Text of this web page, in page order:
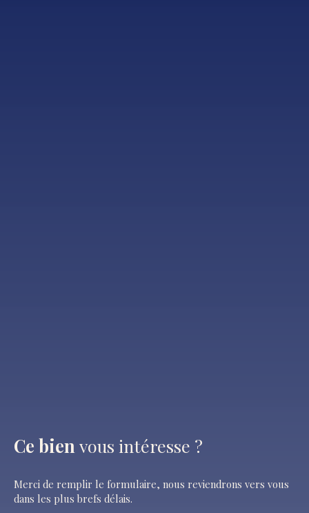
Ce bien vous intéresse ?
Merci de remplir le formulaire, nous reviendrons vers vous
dans les plus brefs délais.